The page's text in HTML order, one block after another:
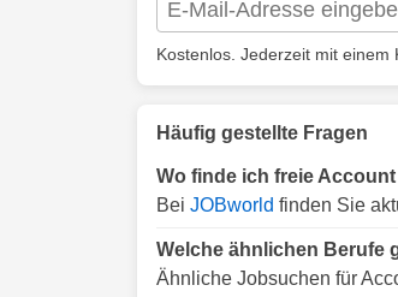
Kostenlos. Jederzeit mit einem
Häufig gestellte Fragen
Wo finde ich freie
Bei JOBworld finden Sie
Welche ähnlichen Berufe
Ähnliche Jobsuchen für